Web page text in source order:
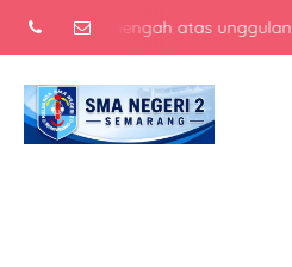
menengah atas unggulan